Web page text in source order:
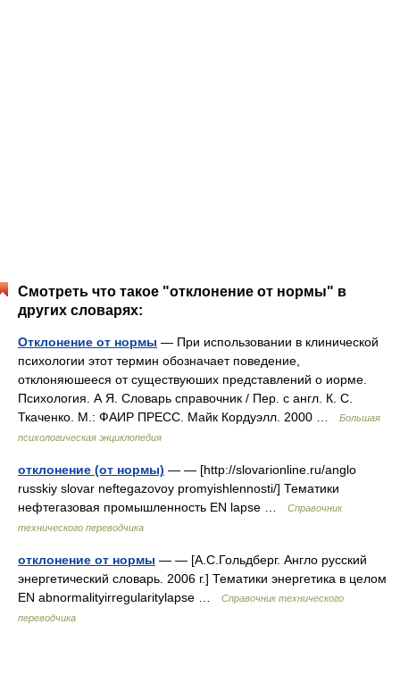
Смотреть что такое "отклонение от нормы" в
других словарях:
Отклонение от нормы — При использовании в клинической
психологии этот термин обозначает поведение,
отклоняюшееся от существуюших представлений о иорме.
Психология. А Я. Словарь справочник / Пер. с англ. К. С.
Ткаченко. М.: ФАИР ПРЕСС. Майк Кордуэлл. 2000 …
Большая
психологическая энциклопедия
отклонение (от нормы) — — [http://slovarionline.ru/anglo
russkiy slovar neftegazovoy promyishlennosti/] Тематики
нефтегазовая промышленность EN lapse …
Справочник
технического переводчика
отклонение от нормы — — [А.С.Гольдберг. Англо русский
энергетический словарь. 2006 г.] Тематики энергетика в целом
EN abnormalityirregularitylapse …
Справочник технического
переводчика